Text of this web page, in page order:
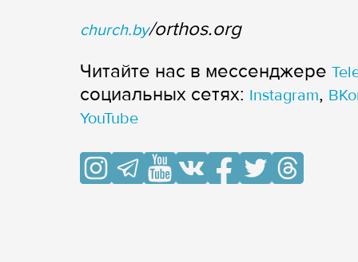
church.by/orthos.org
Читайте нас в мессенджере
cоциальных сетях: Instagram,
YouTube